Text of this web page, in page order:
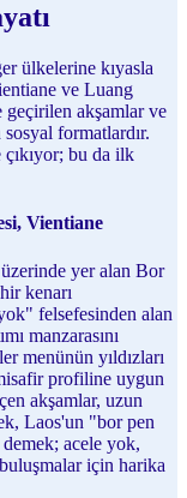
ülkelerine kıyasla
ve Luang
geçirilen akşamlar ve
formatlardır.
bu da ilk
Vientiane
yer alan Bor
kenarı
felsefesinden alan
manzarasını
menünün yıldızları
profiline uygun
akşamlar, uzun
Laos'un "bor pen
acele yok,
için harika